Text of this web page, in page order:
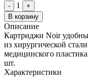
- 1
+
В корзину
Описание
Картриджи Noir
из хирургической
медицинского
шт.
Характеристики